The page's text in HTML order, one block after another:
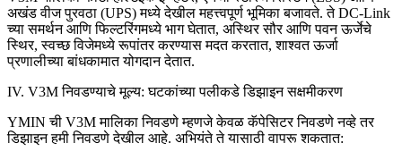
अखंड वीज पुरवठा (UPS) मध्ये देखील महत्त्वपूर्ण भूमिका बजावते. ते DC-Link
च्या समर्थन आणि फिल्टरिंगमध्ये भाग घेतात, अस्थिर सौर आणि पवन ऊर्जेचे
स्थिर, स्वच्छ विजेमध्ये रूपांतर करण्यास मदत करतात, शाश्वत ऊर्जा
प्रणालीच्या बांधकामात योगदान देतात.
IV. V3M निवडण्याचे मूल्य: घटकांच्या पलीकडे डिझाइन सक्षमीकरण
YMIN ची V3M मालिका निवडणे म्हणजे केवळ कॅपेसिटर निवडणे नव्हे तर
डिझाइन हमी निवडणे देखील आहे. अभियंते ते यासाठी वापरू शकतात: